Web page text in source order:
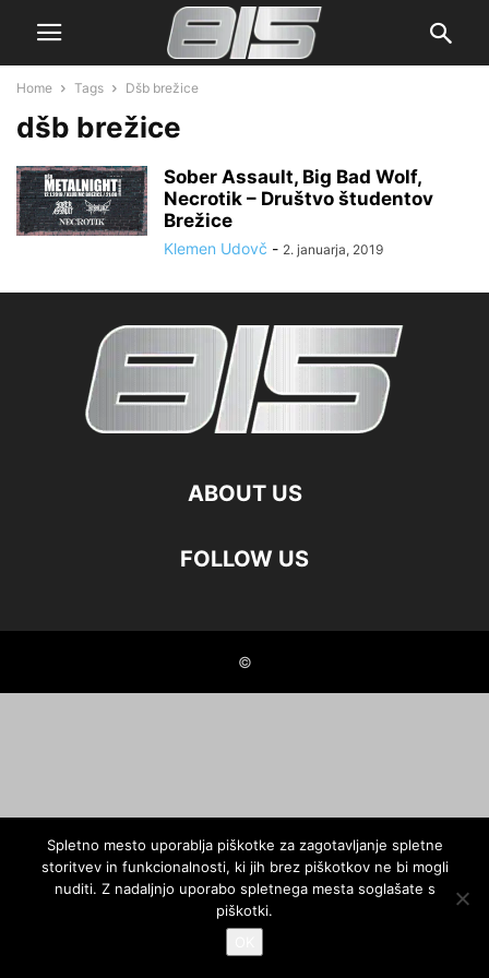
Home Tags Dšb brežice
dšb brežice
Sober Assault, Big Bad Wolf,
Necrotik – Društvo študentov
Brežice
Klemen Udovč - 2. januarja, 2019
ABOUT US
FOLLOW US
©
Spletno mesto uporablja piškotke za zagotavljanje spletne
storitvev in funkcionalnosti, ki jih brez piškotkov ne bi mogli
nuditi. Z nadaljnjo uporabo spletnega mesta soglašate s
piškotki.